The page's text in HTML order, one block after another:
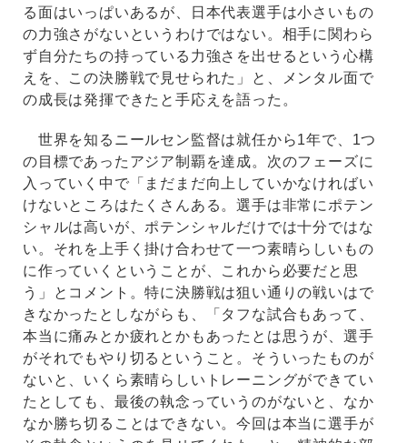
る面はいっぱいあるが、日本代表選手は小さいもの
の力強さがないというわけではない。相手に関わら
ず自分たちの持っている力強さを出せるという心構
えを、この決勝戦で見せられた」と、メンタル面で
の成長は発揮できたと手応えを語った。
世界を知るニールセン監督は就任から1年で、1つ
の目標であったアジア制覇を達成。次のフェーズに
入っていく中で「まだまだ向上していかなければい
けないところはたくさんある。選手は非常にポテン
シャルは高いが、ポテンシャルだけでは十分ではな
い。それを上手く掛け合わせて一つ素晴らしいもの
に作っていくということが、これから必要だと思
う」とコメント。特に決勝戦は狙い通りの戦いはで
きなかったとしながらも、「タフな試合もあって、
本当に痛みとか疲れとかもあったとは思うが、選手
がそれでもやり切るということ。そういったものが
ないと、いくら素晴らしいトレーニングができてい
たとしても、最後の執念っていうのがないと、なか
なか勝ち切ることはできない。今回は本当に選手が